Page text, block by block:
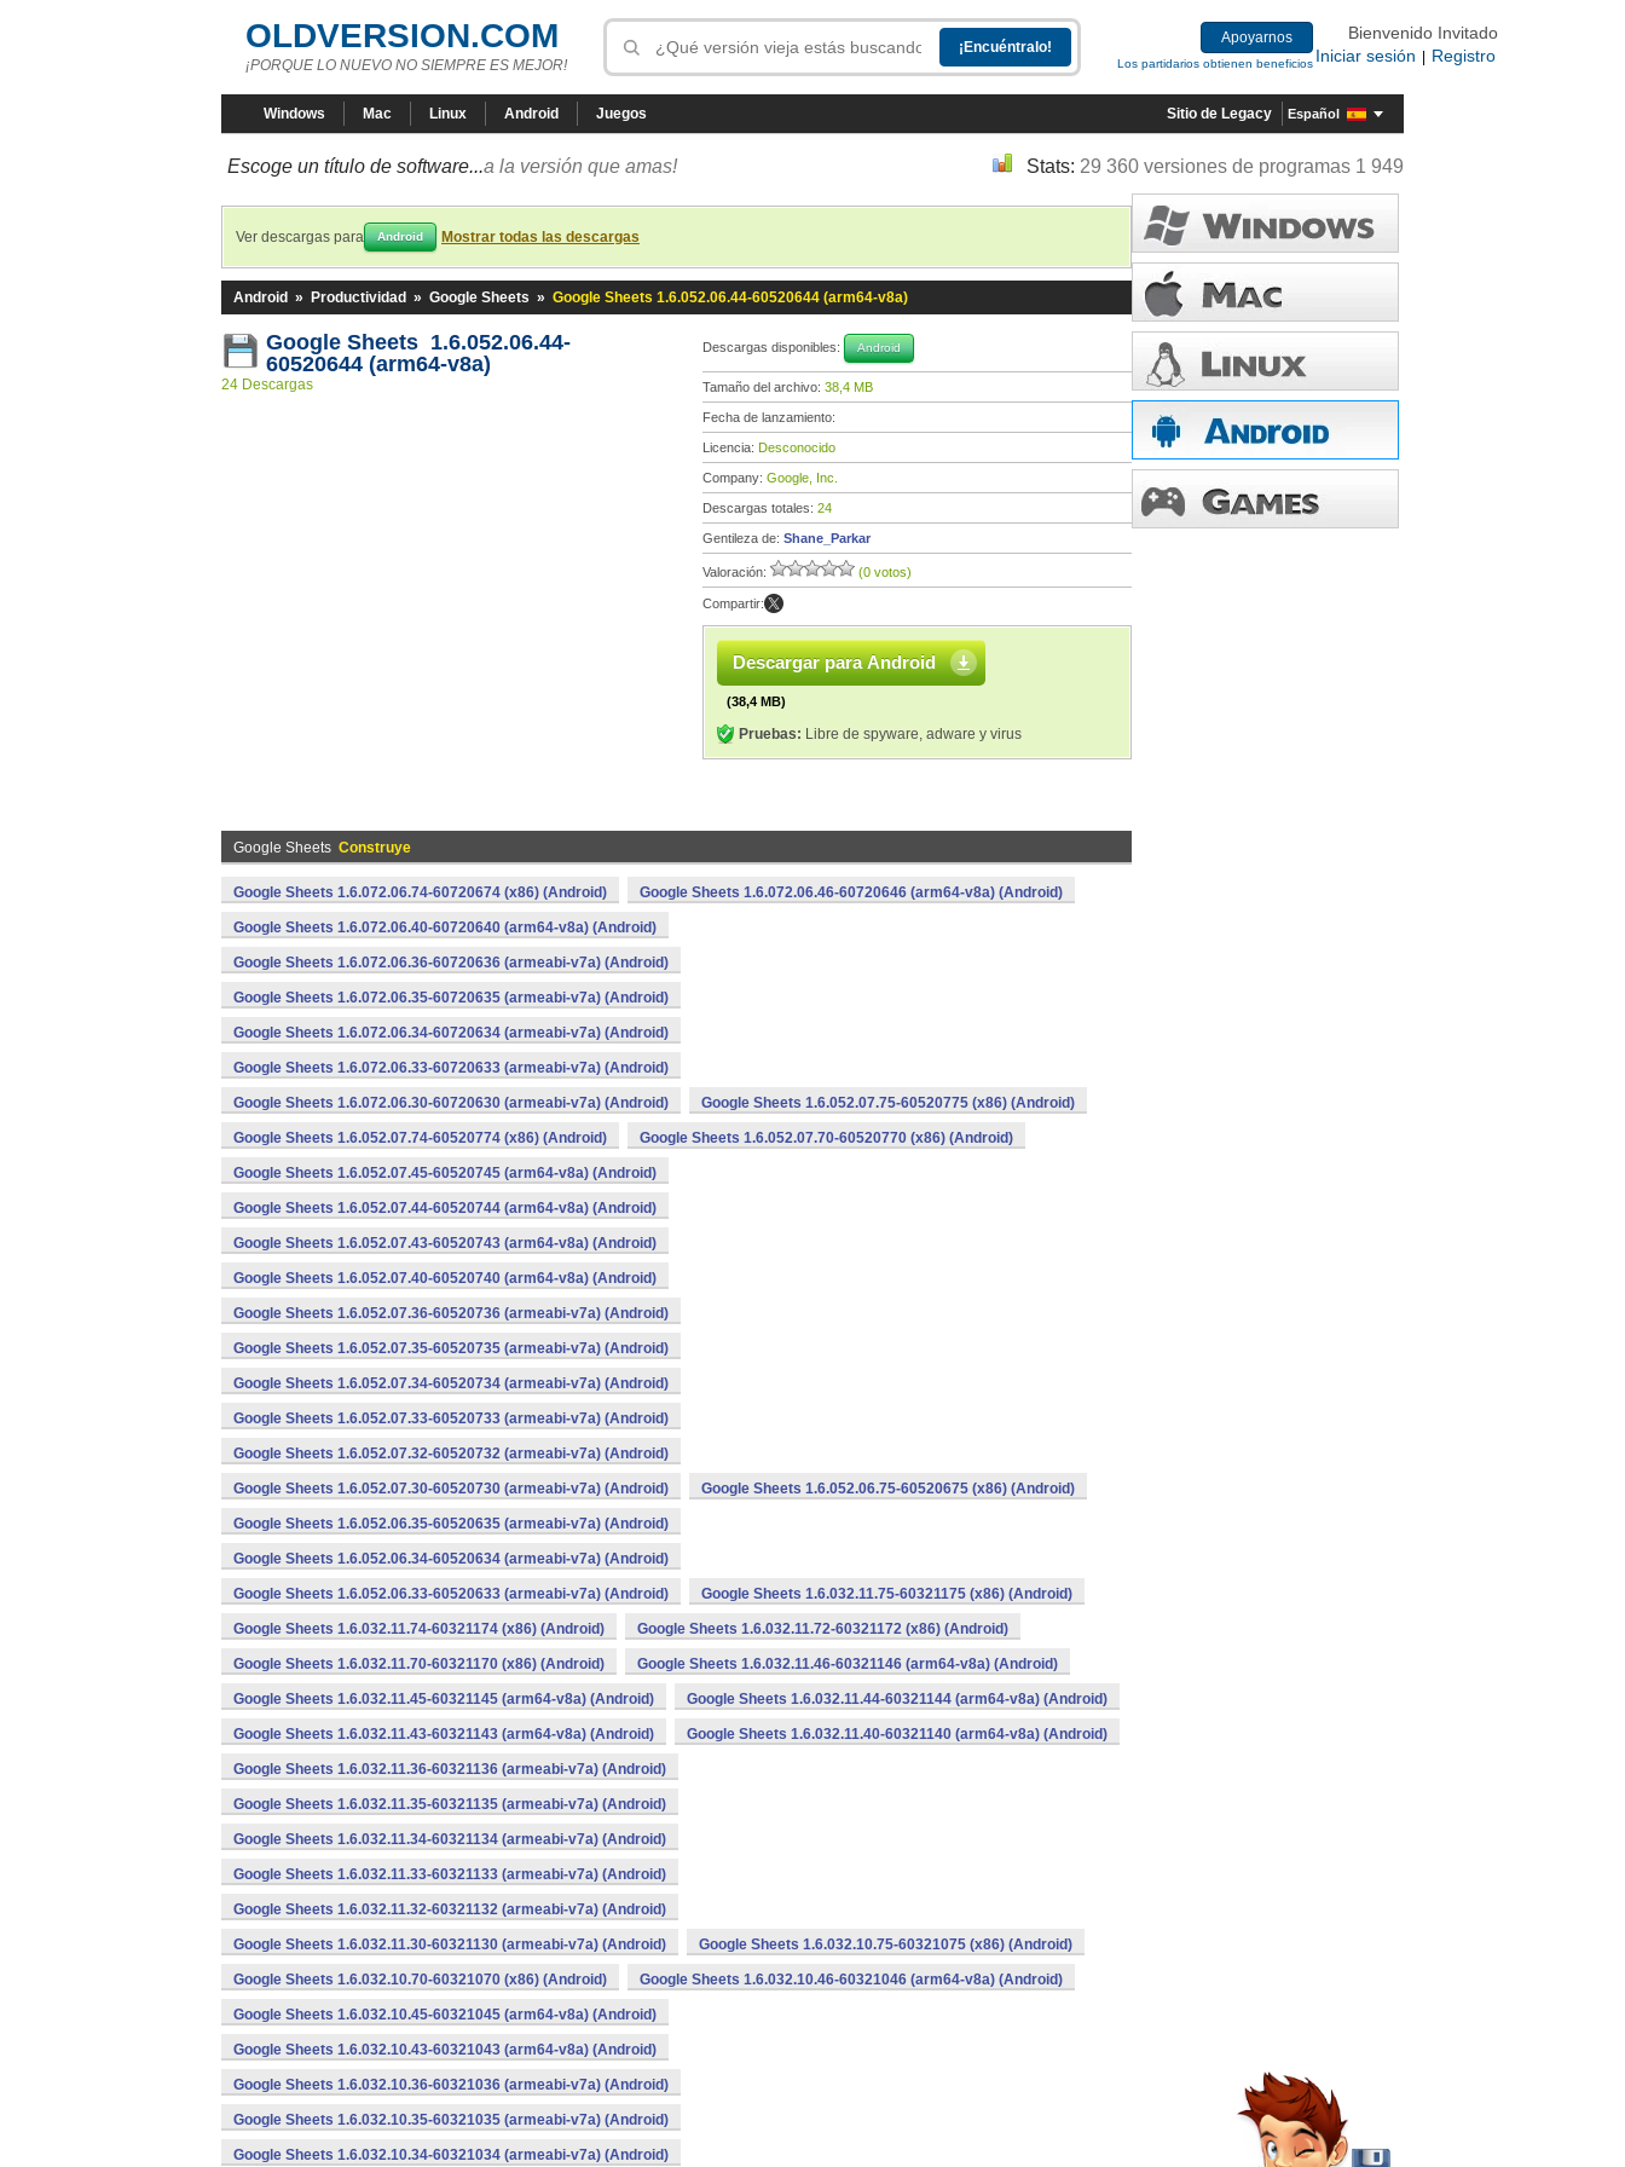
OLDVERSION.COM
¡PORQUE LO NUEVO NO SIEMPRE ES MEJOR!
Apoyarnos
Los partidarios obtienen beneficios
Bienvenido Invitado
Iniciar sesión
Registro
Windows Mac Linux Android Juegos Sitio de Legacy Español
Escoge un título de software...a la versión que amas! Stats: 29 360 versiones de programas 1 949
Ver descargas para Android Mostrar todas las descargas
Android » Productividad » Google Sheets » Google Sheets 1.6.052.06.44-60520644 (arm64-v8a)
Google Sheets 1.6.052.06.44-
60520644 (arm64-v8a)
24 Descargas
Descargas disponibles: Android
Tamaño del archivo: 38,4 MB
Fecha de lanzamiento:
Licencia: Desconocido
Company: Google, Inc.
Descargas totales: 24
Gentileza de: Shane_Parkar
Valoración: (0 votos)
Compartir:
Descargar para Android
(38,4 MB)
Pruebas: Libre de spyware, adware y virus
Google Sheets Construye
Google Sheets 1.6.072.06.74-60720674 (x86) (Android) Google Sheets 1.6.072.06.46-60720646 (arm64-v8a) (Android)
Google Sheets 1.6.072.06.40-60720640 (arm64-v8a) (Android)
Google Sheets 1.6.072.06.36-60720636 (armeabi-v7a) (Android)
Google Sheets 1.6.072.06.35-60720635 (armeabi-v7a) (Android)
Google Sheets 1.6.072.06.34-60720634 (armeabi-v7a) (Android)
Google Sheets 1.6.072.06.33-60720633 (armeabi-v7a) (Android)
Google Sheets 1.6.072.06.30-60720630 (armeabi-v7a) (Android) Google Sheets 1.6.052.07.75-60520775 (x86) (Android)
Google Sheets 1.6.052.07.74-60520774 (x86) (Android) Google Sheets 1.6.052.07.70-60520770 (x86) (Android)
Google Sheets 1.6.052.07.45-60520745 (arm64-v8a) (Android)
Google Sheets 1.6.052.07.44-60520744 (arm64-v8a) (Android)
Google Sheets 1.6.052.07.43-60520743 (arm64-v8a) (Android)
Google Sheets 1.6.052.07.40-60520740 (arm64-v8a) (Android)
Google Sheets 1.6.052.07.36-60520736 (armeabi-v7a) (Android)
Google Sheets 1.6.052.07.35-60520735 (armeabi-v7a) (Android)
Google Sheets 1.6.052.07.34-60520734 (armeabi-v7a) (Android)
Google Sheets 1.6.052.07.33-60520733 (armeabi-v7a) (Android)
Google Sheets 1.6.052.07.32-60520732 (armeabi-v7a) (Android)
Google Sheets 1.6.052.07.30-60520730 (armeabi-v7a) (Android) Google Sheets 1.6.052.06.75-60520675 (x86) (Android)
Google Sheets 1.6.052.06.35-60520635 (armeabi-v7a) (Android)
Google Sheets 1.6.052.06.34-60520634 (armeabi-v7a) (Android)
Google Sheets 1.6.052.06.33-60520633 (armeabi-v7a) (Android) Google Sheets 1.6.032.11.75-60321175 (x86) (Android)
Google Sheets 1.6.032.11.74-60321174 (x86) (Android) Google Sheets 1.6.032.11.72-60321172 (x86) (Android)
Google Sheets 1.6.032.11.70-60321170 (x86) (Android) Google Sheets 1.6.032.11.46-60321146 (arm64-v8a) (Android)
Google Sheets 1.6.032.11.45-60321145 (arm64-v8a) (Android) Google Sheets 1.6.032.11.44-60321144 (arm64-v8a) (Android)
Google Sheets 1.6.032.11.43-60321143 (arm64-v8a) (Android) Google Sheets 1.6.032.11.40-60321140 (arm64-v8a) (Android)
Google Sheets 1.6.032.11.36-60321136 (armeabi-v7a) (Android)
Google Sheets 1.6.032.11.35-60321135 (armeabi-v7a) (Android)
Google Sheets 1.6.032.11.34-60321134 (armeabi-v7a) (Android)
Google Sheets 1.6.032.11.33-60321133 (armeabi-v7a) (Android)
Google Sheets 1.6.032.11.32-60321132 (armeabi-v7a) (Android)
Google Sheets 1.6.032.11.30-60321130 (armeabi-v7a) (Android) Google Sheets 1.6.032.10.75-60321075 (x86) (Android)
Google Sheets 1.6.032.10.70-60321070 (x86) (Android) Google Sheets 1.6.032.10.46-60321046 (arm64-v8a) (Android)
Google Sheets 1.6.032.10.45-60321045 (arm64-v8a) (Android)
Google Sheets 1.6.032.10.43-60321043 (arm64-v8a) (Android)
Google Sheets 1.6.032.10.36-60321036 (armeabi-v7a) (Android)
Google Sheets 1.6.032.10.35-60321035 (armeabi-v7a) (Android)
Google Sheets 1.6.032.10.34-60321034 (armeabi-v7a) (Android)